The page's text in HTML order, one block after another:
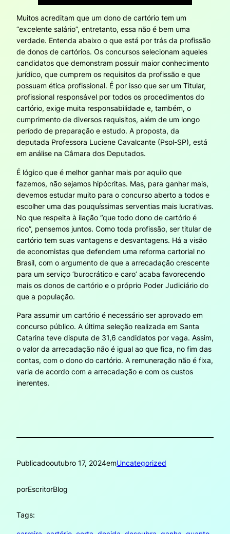
Muitos acreditam que um dono de cartório tem um
“excelente salário”, entretanto, essa não é bem uma
verdade. Entenda abaixo o que está por trás da profissão
de donos de cartórios. Os concursos selecionam aqueles
candidatos que demonstram possuir maior conhecimento
jurídico, que cumprem os requisitos da profissão e que
possuam ética profissional. É por isso que ser um Titular,
profissional responsável por todos os procedimentos do
cartório, exige muita responsabilidade e, também, o
cumprimento de diversos requisitos, além de um longo
período de preparação e estudo. A proposta, da
deputada Professora Luciene Cavalcante (Psol-SP), está
em análise na Câmara dos Deputados.
É lógico que é melhor ganhar mais por aquilo que
fazemos, não sejamos hipócritas. Mas, para ganhar mais,
devemos estudar muito para o concurso aberto a todos e
escolher uma das pouquíssimas serventias mais lucrativas.
No que respeita à ilação “que todo dono de cartório é
rico”, pensemos juntos. Como toda profissão, ser titular de
cartório tem suas vantagens e desvantagens. Há a visão
de economistas que defendem uma reforma cartorial no
Brasil, com o argumento de que a arrecadação crescente
para um serviço ‘burocrático e caro’ acaba favorecendo
mais os donos de cartório e o próprio Poder Judiciário do
que a população.
Para assumir um cartório é necessário ser aprovado em
concurso público. A última seleção realizada em Santa
Catarina teve disputa de 31,6 candidatos por vaga. Assim,
o valor da arrecadação não é igual ao que fica, no fim das
contas, com o dono do cartório. A remuneração não é fixa,
varia de acordo com a arrecadação e com os custos
inerentes.
Publicadooutubro 17, 2024emUncategorized
porEscritorBlog
Tags: